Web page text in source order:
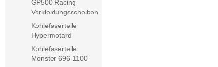
GP500 Racing
Verkleidungsscheiben
Kohlefaserteile
Hypermotard
Kohlefaserteile
Monster 696-1100